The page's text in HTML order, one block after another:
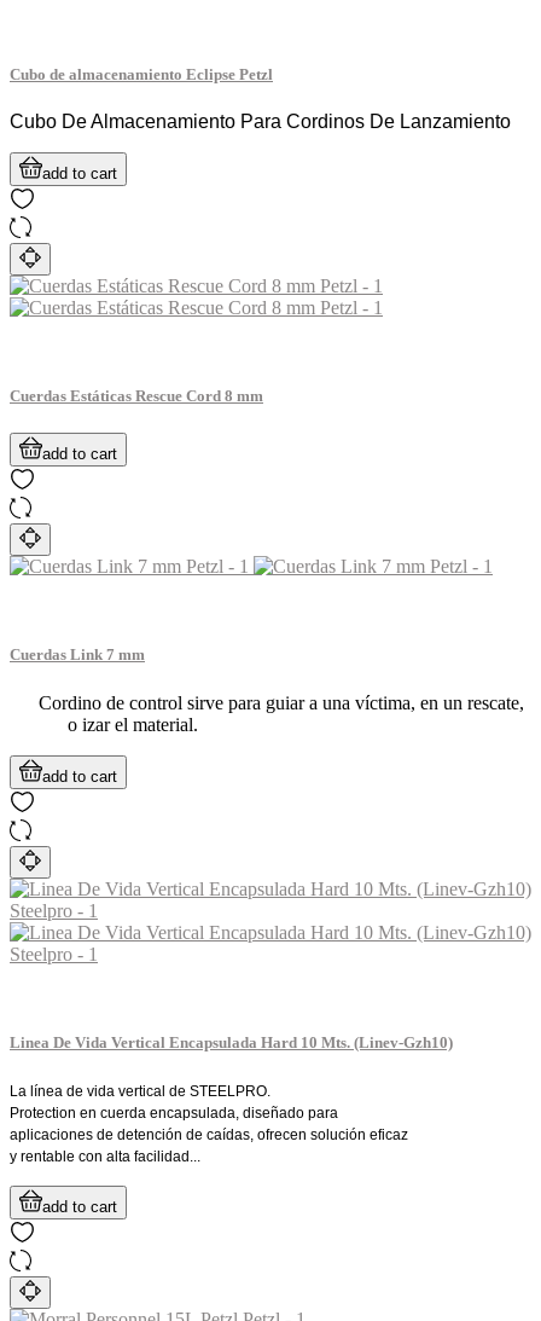
Cubo de almacenamiento Eclipse Petzl
Cubo De Almacenamiento Para Cordinos De Lanzamiento
add to cart
Cuerdas Estáticas Rescue Cord 8 mm
add to cart
Cuerdas Link 7 mm
Cordino de control sirve para guiar a una víctima, en un rescate,
o izar el material.
add to cart
Linea De Vida Vertical Encapsulada Hard 10 Mts. (Linev-Gzh10)
La línea de vida vertical de STEELPRO.
Protection en cuerda encapsulada, diseñado para
aplicaciones de detención de caídas, ofrecen solución eficaz
y rentable con alta facilidad...
add to cart